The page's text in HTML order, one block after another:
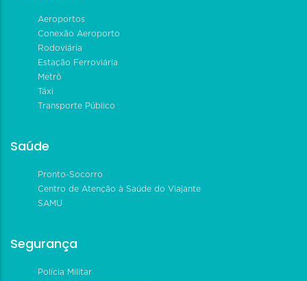
Aeroportos
Conexão Aeroporto
Rodoviária
Estação Ferroviária
Metrô
Táxi
Transporte Público
Saúde
Pronto-Socorro
Centro de Atenção à Saúde do Viajante
SAMU
Segurança
Polícia Militar